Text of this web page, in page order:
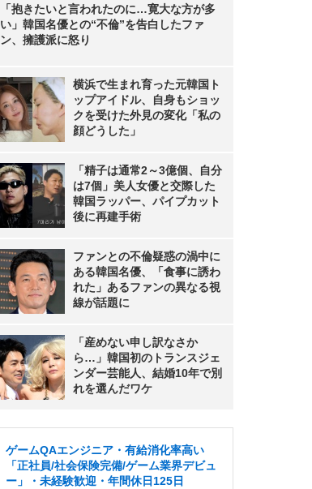
「抱きたいと言われたのに…寛大な方が多
い」韓国名優との“不倫”を告白したファ
ン、擁護派に怒り
横浜で生まれ育った元韓国ト
ップアイドル、自身もショッ
クを受けた外見の変化「私の
顔どうした」
「精子は通常2～3億個、自分
は7個」美人女優と交際した
韓国ラッパー、パイプカット
後に再建手術
ファンとの不倫疑惑の渦中に
ある韓国名優、「食事に誘わ
れた」あるファンの異なる視
線が話題に
「産めない申し訳なさか
ら…」韓国初のトランスジェ
ンダー芸能人、結婚10年で別
れを選んだワケ
ゲームQAエンジニア・有給消化率高い
「正社員/社会保険完備/ゲーム業界デビュ
ー」・未経験歓迎・年間休日125日